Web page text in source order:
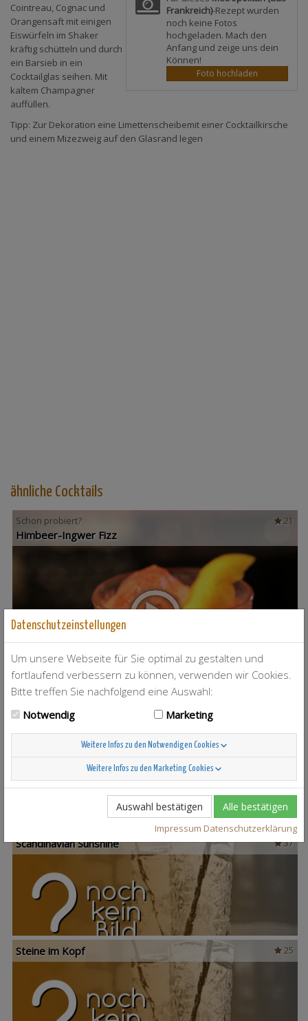
Frankreich)-Rezept wurden
noch keine Fotos
hochgeladen. Mach den
Anfang und zeige uns dein
Können!
Foto hochladen
Cointreau, Cognac und
Orangensaft mit einigen
Eiswürfeln im Shaker
kräftig schütteln und durch
ein Barsieb in ein
Cocktailglas seihen. Mit
kaltem Champagner
auffüllen.
Tipp: Zur Dekoration eine Limettenscheibemit einer Cocktailkirsche
und einem Mizezweig auf den Glasrand legen
ähnliche Cocktails
21
Schon probiert?
Himbeer-Ingwer Fizz
4
T-Berry
37
Scandinavian Sunshine
25
Steine im Kopf
Datenschutzeinstellungen
Um unsere Webseite für Sie optimal zu gestalten und
fortlaufend verbessern zu können, verwenden wir Cookies.
Bitte treffen Sie nachfolgend eine Auswahl:
Notwendig
Marketing
Weitere Infos zu den Notwendigen Cookies
Weitere Infos zu den Marketing Cookies
Auswahl bestätigen Alle bestätigen
Impressum Datenschutzerklärung